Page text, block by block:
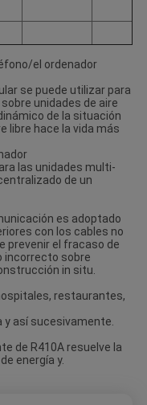
el ordenador
se puede utilizar para
unidades de aire
de la situación
libre hace la vida más
las unidades multi-
de un
es adoptado
con los cables no
prevenir el fracaso de
incorrecto sobre
in situ.
restaurantes,
y así sucesivamente.
de R410A resuelve la
energía y.